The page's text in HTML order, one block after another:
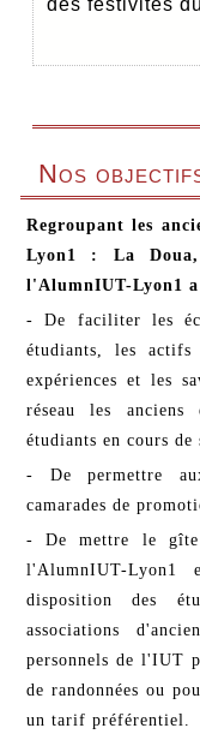
Nos
Regroupant les
Lyon1 : La
l'AlumnIUT-Lyon1
- De faciliter les
étudiants, les
expériences et les
réseau les
étudiants en cours
- De permettre
camarades de
- De mettre le gîte
l'AlumnIUT-
disposition des
associations
personnels de l'IUT
de randonnées ou
un tarif préférentiel.